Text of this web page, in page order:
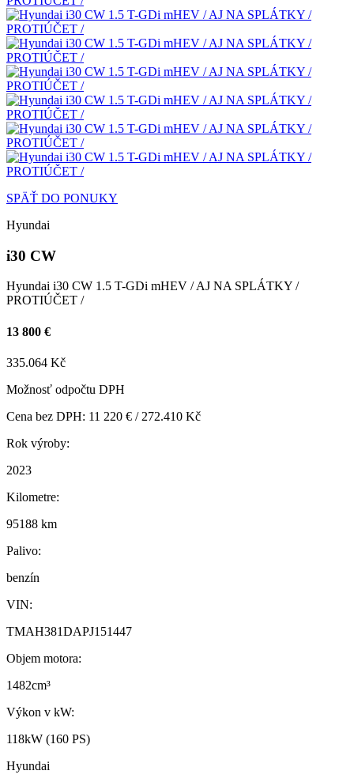
SPÄŤ DO PONUKY
Hyundai
i30 CW
Hyundai i30 CW 1.5 T-GDi mHEV / AJ NA SPLÁTKY /
PROTIÚČET /
13 800 €
335.064 Kč
Možnosť odpočtu DPH
Cena bez DPH: 11 220 € / 272.410 Kč
Rok výroby:
2023
Kilometre:
95188 km
Palivo:
benzín
VIN:
TMAH381DAPJ151447
Objem motora:
1482cm³
Výkon v kW:
118kW (160 PS)
Hyundai